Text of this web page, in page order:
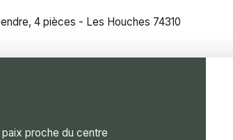
4 pièces - Les Houches 74310
proche du centre